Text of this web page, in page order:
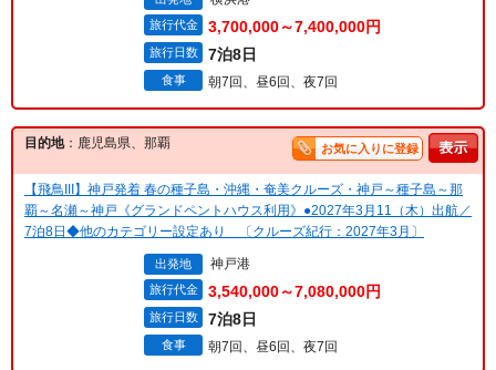
旅行代金 3,700,000～7,400,000円
旅行日数 7泊8日
食事 朝7回、昼6回、夜7回
目的地：鹿児島県、那覇 お気に入りに登録
【飛鳥III】神戸発着 春の種子島・沖縄・奄美クルーズ・神戸～種子島～那
覇～名瀬～神戸《グランドペントハウス利用》●2027年3月11（木）出航／
7泊8日◆他のカテゴリー設定あり 〔クルーズ紀行：2027年3月〕
出発地 神戸港
旅行代金 3,540,000～7,080,000円
旅行日数 7泊8日
食事 朝7回、昼6回、夜7回